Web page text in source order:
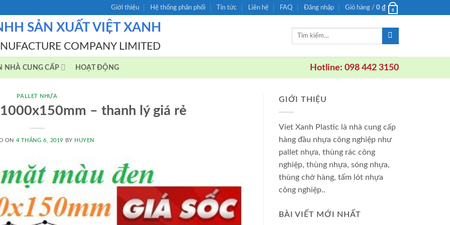
Giới thiệu Hệ thống phân phối Tin tức Liên hệ FAQ Đăng nhập Giỏ hàng / 0 ₫ 0
SẢN XUẤT VIỆT XANH
COMPANY LIMITED
Tìm
NHÀ CUNG CẤP HOẠT ĐỘNG Hotline: 098 442 3150
PALLET NHỰA
– thanh lý giá rẻ
ON 4 THÁNG 6, 2019 BY HUYEN
GIỚI THIỆU
Viet Xanh Plastic là nhà cung cấp
hàng đầu nhựa công nghiệp như
pallet nhựa, thùng rác công
nghiệp, thùng nhựa, sóng nhựa,
thùng chở hàng, tấm lót nhựa
công nghiệp..
BÀI VIẾT MỚI NHẤT